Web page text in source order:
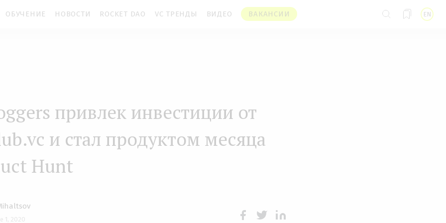
EN
ОБУЧЕНИЕ НОВОСТИ ROCKET DAO VC ТРЕНДЫ ВИДЕО ВАКАНСИИ
привлек инвестиции от
и стал продуктом месяца
Hunt
1, 2020